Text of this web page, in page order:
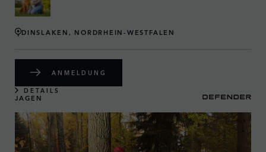
DINSLAKEN, NORDRHEIN-WESTFALEN
ANMELDUNG
DETAILS
JAGEN